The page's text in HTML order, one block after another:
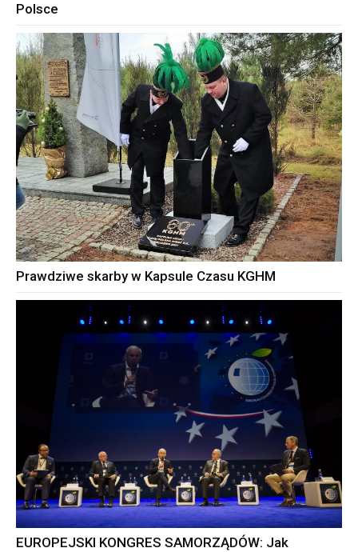
Polsce
Prawdziwe skarby w Kapsule Czasu KGHM
EUROPEJSKI KONGRES SAMORZĄDÓW: Jak